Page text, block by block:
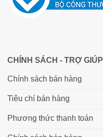
CHÍNH SÁCH - TRỢ GIÚP
Chính sách bán hàng
Tiêu chí bán hàng
Phương thức thanh toán